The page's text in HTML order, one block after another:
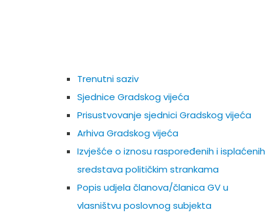
Trenutni saziv
Sjednice Gradskog vijeća
Prisustvovanje sjednici Gradskog vijeća
Arhiva Gradskog vijeća
Izvješće o iznosu raspoređenih i isplaćenih
sredstava političkim strankama
Popis udjela članova/članica GV u
vlasništvu poslovnog subjekta